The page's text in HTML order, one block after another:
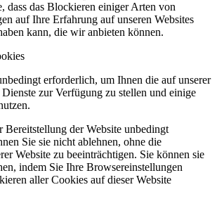
dass das Blockieren einiger Arten von
auf Ihre Erfahrung auf unseren Websites
kann, die wir anbieten können.
erforderlich, um Ihnen die auf unserer
zur Verfügung zu stellen und einige
Bereitstellung der Website unbedingt
Sie sie nicht ablehnen, ohne die
Website zu beeinträchtigen. Sie können sie
indem Sie Ihre Browsereinstellungen
aller Cookies auf dieser Website